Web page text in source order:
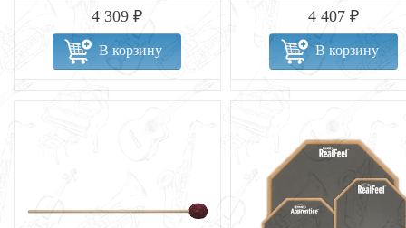
4 309 ₽
В корзину
4 407 ₽
В корзину